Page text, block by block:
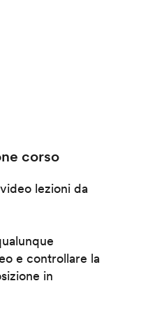
corso
lezioni da
e controllare la
in